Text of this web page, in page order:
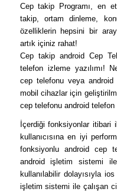
Cep takip Programı, en
takip, ortam dinleme,
özelliklerin hepsini bir
artık içiniz rahat!
Cep takip android Cep
telefon izleme yazılımı!
cep telefonu veya
mobil cihazlar için
cep telefonu android telefon
İçerdiği fonksiyonlar itibari
kullanıcısına en iyi
fonksiyonlu android cep
android işletim sistemi
kullanılabilir dolayısıyla
işletim sistemi ile çalışan